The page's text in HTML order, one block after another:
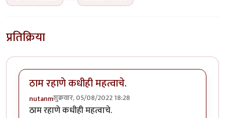
प्रतिक्रिया
ठाम रहाणे कधीही महत्वाचे.
nutanmशुक्रवार, 05/08/2022 18:28
ठाम रहाणे कधीही महत्वाचे.